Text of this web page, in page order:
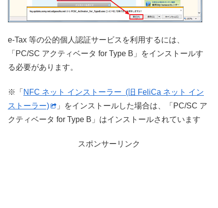
e-Tax 等の公的個人認証サービスを利用するには、
「PC/SC アクティベータ for Type B」をインストールす
る必要があります。
※「 NFC ネット インストーラー (旧 FeliCa ネット イン
ストーラー)
」をインストールした場合は、「PC/SC ア
クティベータ for Type B」はインストールされています
スポンサーリンク